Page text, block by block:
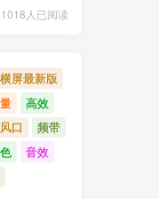
， AI
1018人已阅读
屏最新版
高效
风口
频带
音效